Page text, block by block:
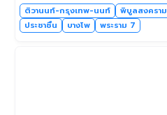
ติวานนท์-กรุงเทพ-นนท์ พิบูลสงคราม
ประชาชื่น
บางโพ พระราม 7